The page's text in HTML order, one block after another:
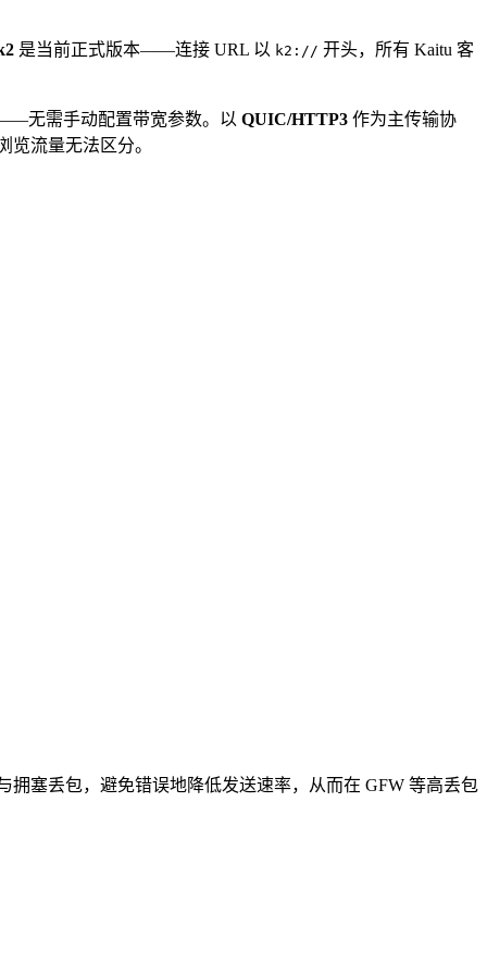
是当前正式版本——连接 URL 以 k2:// 开头，所有 Kaitu 客
无需手动配置带宽参数。以 QUIC/HTTP3 作为主传输协
览流量无法区分。
塞丢包，避免错误地降低发送速率，从而在 GFW 等高丢包